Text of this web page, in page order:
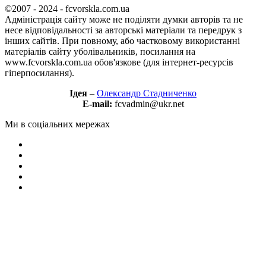
©2007 - 2024 - fcvorskla.com.ua
Адміністрація сайту може не поділяти думки авторів та не
несе відповідальності за авторські матеріали та передрук з
інших сайтів. При повному, або частковому використанні
матеріалів сайту уболівальників, посилання на
www.fcvorskla.com.ua обов'язкове (для інтернет-ресурсів
гіперпосилання).
Ідея – Олександр Стадниченко
E-mail: fcvadmin@ukr.net
Ми в соціальних мережах